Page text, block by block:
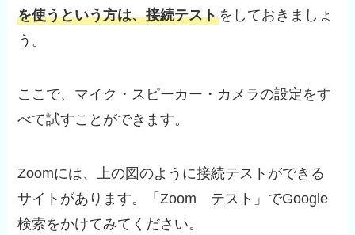
を使うという方は、接続テストをしておきましょ
う。
ここで、マイク・スピーカー・カメラの設定をす
べて試すことができます。
Zoomには、上の図のように接続テストができる
サイトがあります。「Zoom テスト」でGoogle
検索をかけてみてください。